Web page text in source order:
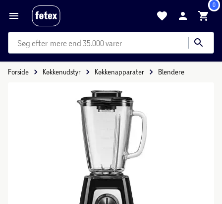
0
mere end 35.000 varer
Forside Køkkenudstyr Køkkenapparater Blendere